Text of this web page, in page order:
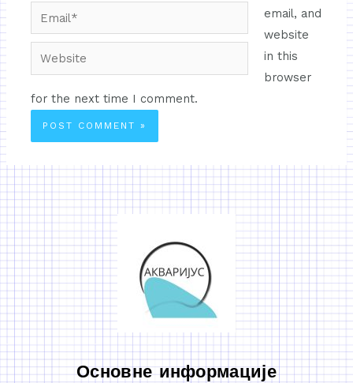
email, and
website
in this
browser
for the next time I comment.
Основне информације